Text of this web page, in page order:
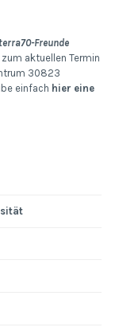
Freunde
aktuellen Termin
30823
einfach hier eine